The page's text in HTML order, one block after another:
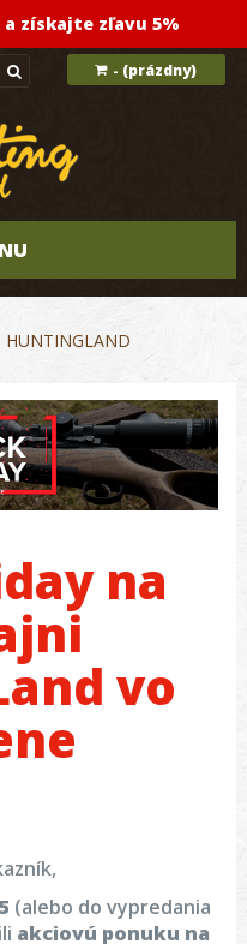
získajte zľavu 5%
- (prázdny)
HUNTINGLAND
na
vo
(alebo do vypredania
akciovú ponuku na